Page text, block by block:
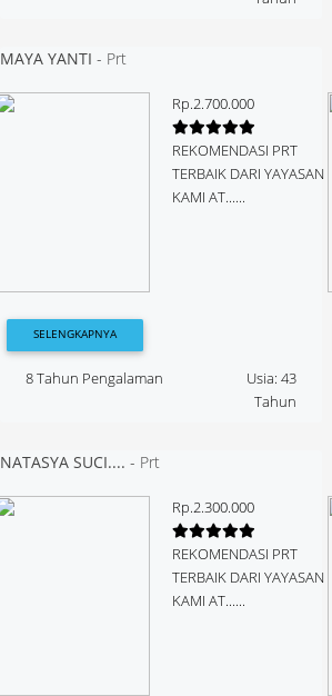
MAYA YANTI - Prt
Rp.2.700.000
REKOMENDASI PRT
TERBAIK DARI YAYASAN
KAMI AT......
SELENGKAPNYA
8 Tahun Pengalaman
Usia: 43
Tahun
NATASYA SUCI.... - Prt
Rp.2.300.000
REKOMENDASI PRT
TERBAIK DARI YAYASAN
KAMI AT......